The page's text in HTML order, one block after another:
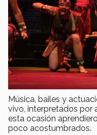
Música, bailes y
vivo, interpretados por
esta ocasión
poco acostumbrados.